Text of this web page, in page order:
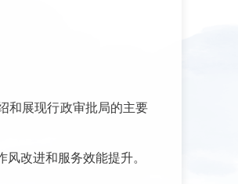
和展现行政审批局的主要
改进和服务效能提升。